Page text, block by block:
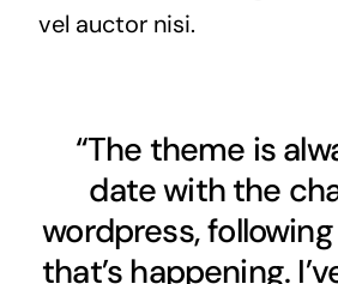
vel auctor nisi.
“The theme is
date with the
wordpress,
that’s happening.